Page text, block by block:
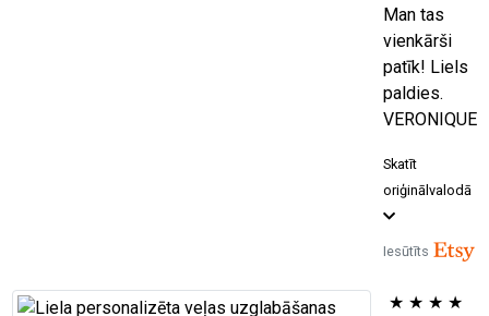
Man tas
vienkārši
patīk! Liels
paldies.
VERONIQUE
Skatīt
oriģinālvalodā
Iesūtīts
★ ★ ★ ★